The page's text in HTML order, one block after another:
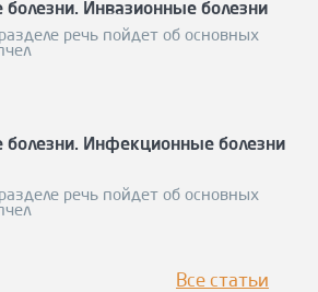
болезни. Инвазионные болезни
речь пойдет об основных
болезни. Инфекционные болезни
речь пойдет об основных
Все статьи